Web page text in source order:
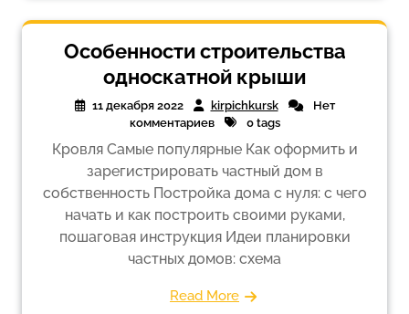
Особенности строительства
односкатной крыши
11 декабря 2022 kirpichkursk
Нет
комментариев
0 tags
Кровля Самые популярные Как оформить и
зарегистрировать частный дом в
собственность Постройка дома с нуля: с чего
начать и как построить своими руками,
пошаговая инструкция Идеи планировки
частных домов: схема
Read More